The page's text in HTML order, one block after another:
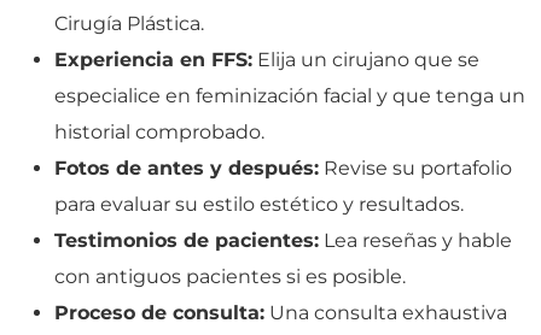
Cirugía Plástica.
Experiencia en FFS: Elija un cirujano que se
especialice en feminización facial y que tenga un
historial comprobado.
Fotos de antes y después: Revise su portafolio
para evaluar su estilo estético y resultados.
Testimonios de pacientes: Lea reseñas y hable
con antiguos pacientes si es posible.
Proceso de consulta: Una consulta exhaustiva